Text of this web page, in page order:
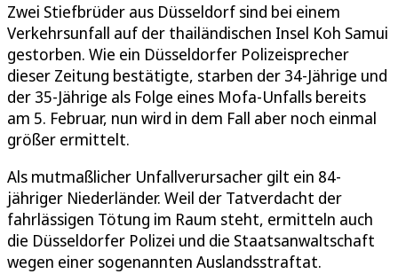
Zwei Stiefbrüder aus Düsseldorf sind bei einem
Verkehrsunfall auf der thailändischen Insel Koh Samui
gestorben. Wie ein Düsseldorfer Polizeisprecher
dieser Zeitung bestätigte, starben der 34-Jährige und
der 35-Jährige als Folge eines Mofa-Unfalls bereits
am 5. Februar, nun wird in dem Fall aber noch einmal
größer ermittelt.
Als mutmaßlicher Unfallverursacher gilt ein 84-
jähriger Niederländer. Weil der Tatverdacht der
fahrlässigen Tötung im Raum steht, ermitteln auch
die Düsseldorfer Polizei und die Staatsanwaltschaft
wegen einer sogenannten Auslandsstraftat.